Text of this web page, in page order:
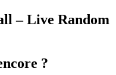
– Live Random
?